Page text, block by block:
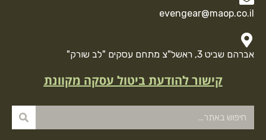
evengear@maop.co.il
אברהם שביט 3, ראשל"צ מתחם עסקים "לב שורק"
קישור להודעת ביטול עסקה מקוונת